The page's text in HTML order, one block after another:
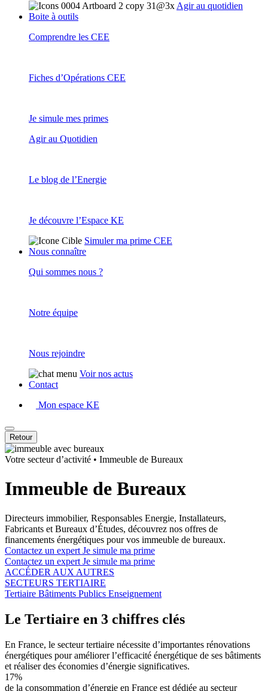
Agir au quotidien
Boite à outils
Comprendre les CEE
Fiches d’Opérations CEE
Je simule mes primes
Agir au Quotidien
Le blog de l’Energie
Je découvre l’Espace KE
Simuler ma prime CEE
Nous connaître
Qui sommes nous ?
Notre équipe
Nous rejoindre
Voir nos actus
Contact
Mon espace KE
Retour
Votre secteur d’activité • Immeuble de Bureaux
Immeuble de Bureaux
Directeurs immobilier, Responsables Energie, Installateurs,
Fabricants et Bureaux d’Études, découvrez nos offres de
financements énergétiques pour vos immeuble de bureaux.
Contactez un expert Je simule ma prime
Contactez un expert Je simule ma prime
ACCÉDER AUX AUTRES
SECTEURS TERTIAIRE
Tertiaire Bâtiments Publics Enseignement
Le Tertiaire en 3 chiffres clés
En France, le secteur tertiaire nécessite d’importantes rénovations
énergétiques pour améliorer l’efficacité énergétique de ses bâtiments
et réaliser des économies d’énergie significatives.
17%
de la consommation d’énergie en France est dédiée au secteur